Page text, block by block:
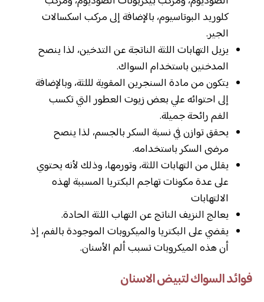
كلوريد البوتاسيوم، بالإضافة إلى مركب اسكسالات
الجير.
يزيل التهابات اللثة الناتجة عن التدخين، لذا ينصح
المدخنين باستخدام السواك.
يتكون من مادة السنجرين المقوية لللثة، وبالإضافة
إلى احتوائه علي بعض زيوت العطور التي تكسب
الفم رائحة جميلة.
يحقق توازن في نسبة السكر بالجسم، لذا ينصح
مرضى السكر باستخدامه.
يقلل من التهابات اللثة، وتورمها، وذلك لأنه يحتوي
على عدة مكونات تهاجم البكتريا المسببة لهذه
الالتهابات
يعالج النزيف الناتج عن التهاب اللثة الحادة.
يقضي على البكتريا والميكروبات الموجودة بالفم، إذ
أن هذه الميكروبات تسبب ألم الأسنان.
فوائد السواك لتبيض الاسنان